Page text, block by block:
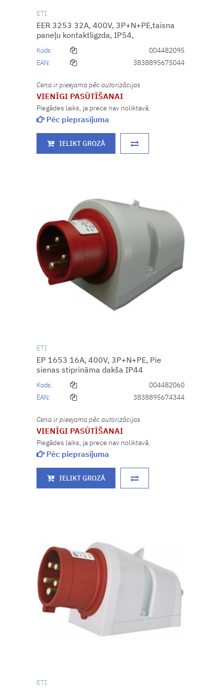
ETI
EER 3253 32A, 400V, 3P+N+PE,taisna
paneļu kontaktligzda, IP54,
Kods:
004482095
EAN:
3838895675044
Cena ir pieejama pēc autorizācijas
VIENĪGI PASŪTĪŠANAI
Piegādes laiks, ja prece nav noliktavā:
Pēc pieprasījuma
IELIKT GROZĀ
ETI
EP 1653 16A, 400V, 3P+N+PE, Pie
sienas stiprināma dakša IP44
Kods:
004482060
EAN:
3838895674344
Cena ir pieejama pēc autorizācijas
VIENĪGI PASŪTĪŠANAI
Piegādes laiks, ja prece nav noliktavā:
Pēc pieprasījuma
IELIKT GROZĀ
ETI